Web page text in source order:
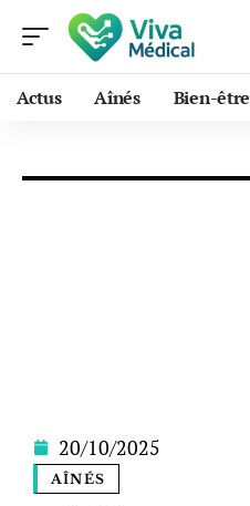
Actus Aînés Bien-être
20/10/2025
AÎNÉS